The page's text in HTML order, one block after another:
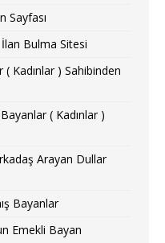
Sayfası
Bulma Sitesi
Kadınlar ) Sahibinden
( Kadınlar )
Arayan Dullar
Bayanlar
Emekli Bayan